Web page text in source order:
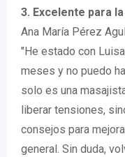
3. Excelente para
Ana María Pérez
"He estado con
meses y no puedo
solo es una
liberar tensiones,
consejos para
general. Sin duda,